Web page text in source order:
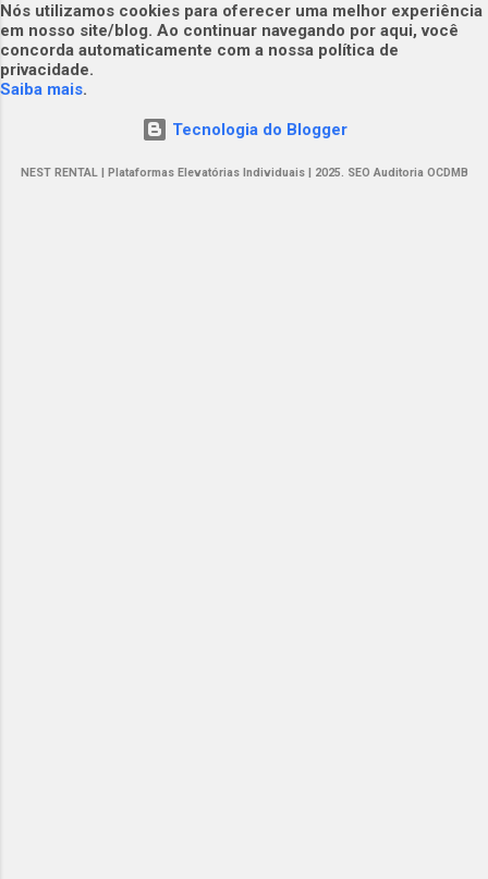
​​Nós utilizamos cookies para oferecer uma melhor experiência
em nosso site/blog. Ao continuar navegando por aqui, você
concorda automaticamente com a nossa política de
privacidade.​
Saiba mais.
Tecnologia do Blogger
NEST RENTAL | Plataformas Elevatórias Individuais | 2025. SEO Auditoria OCDMB